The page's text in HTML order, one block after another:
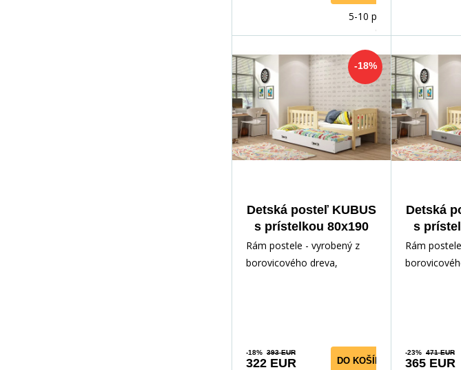
5-10 prac.
dnů
-18%
Detská posteľ KUBUS
s prístelkou 80x190
cm, bez matraca,
Prírodná/Grafit
Rám postele - vyrobený z
borovicového dreva,
-18% 393 EUR
322 EUR DO KOŠÍKA
Detská
s
cm, s
Rám
-23% 471 EUR
365 EUR